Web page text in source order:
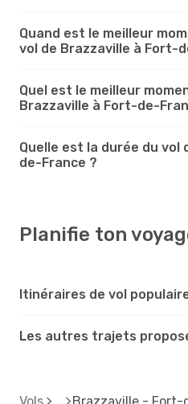
Quand est le meilleur
vol de Brazzaville à Fort-
Quel est le meilleur
Brazzaville à Fort-de-
Quelle est la durée du vol
de-France ?
Planifie ton
Itinéraires de vol
Les autres trajets